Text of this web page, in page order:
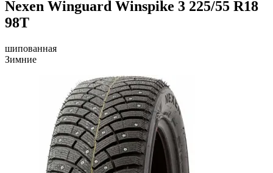
Nexen Winguard Winspike 3 225/55 R18
98T
шипованная
Зимние